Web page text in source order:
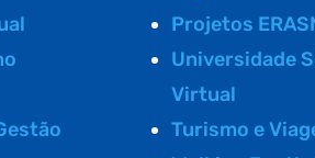
Projetos
Universidade
Virtual
Turismo e